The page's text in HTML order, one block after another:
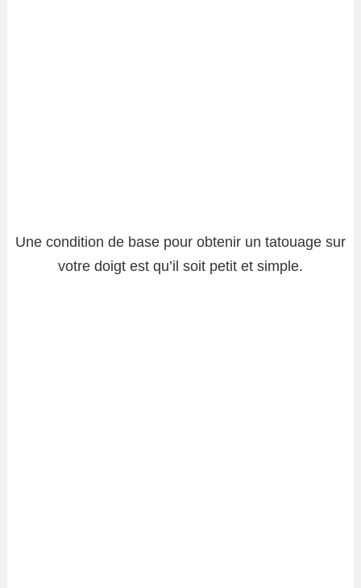
Une condition de base pour obtenir un tatouage sur
votre doigt est qu’il soit petit et simple.